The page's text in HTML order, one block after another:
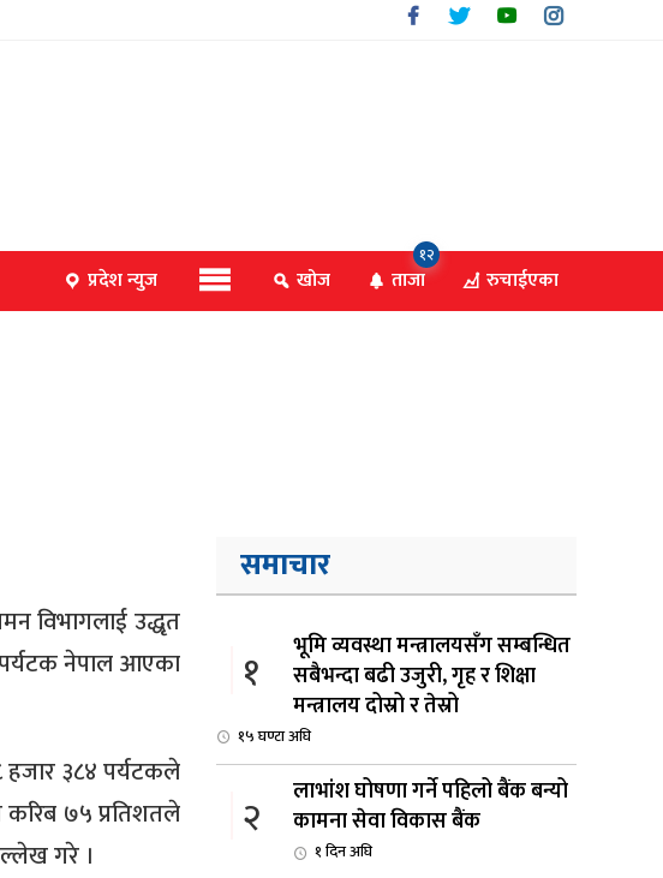
प्रदेश न्युज खोज ताजा
१२
रुचाईएका
विभागलाई उद्धृत
पर्यटक नेपाल आएका
हजार ३८४ पर्यटकले
७५ प्रतिशतले
गरे ।
समाचार
१
भूमि व्यवस्था मन्त्रालयसँग सम्बन्धित
सबैभन्दा बढी उजुरी, गृह र शिक्षा
मन्त्रालय दोस्रो र तेस्रो
१५ घण्टा अघि
२
लाभांश घोषणा गर्ने पहिलो बैंक बन्यो
कामना सेवा विकास बैंक
१ दिन अघि